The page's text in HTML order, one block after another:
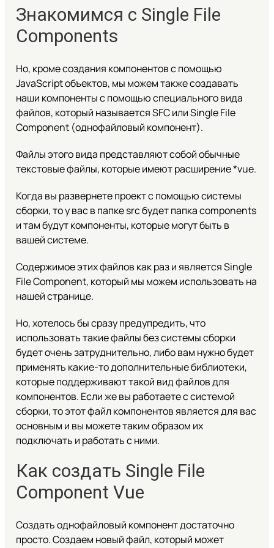
Знакомимся с Single File
Components
Но, кроме создания компонентов с помощью
JavaScript объектов, мы можем также создавать
наши компоненты с помощью специального вида
файлов, который называется SFC или Single File
Component (однофайловый компонент).
Файлы этого вида представляют собой обычные
текстовые файлы, которые имеют расширение *vue.
Когда вы развернете проект с помощью системы
сборки, то у вас в папке src будет папка components
и там будут компоненты, которые могут быть в
вашей системе.
Содержимое этих файлов как раз и является Single
File Component, который мы можем использовать на
нашей странице.
Но, хотелось бы сразу предупредить, что
использовать такие файлы без системы сборки
будет очень затруднительно, либо вам нужно будет
применять какие-то дополнительные библиотеки,
которые поддерживают такой вид файлов для
компонентов. Если же вы работаете с системой
сборки, то этот файл компонентов является для вас
основным и вы можете таким образом их
подключать и работать с ними.
Как создать Single File
Component Vue
Создать однофайловый компонент достаточно
просто. Создаем новый файл, который может